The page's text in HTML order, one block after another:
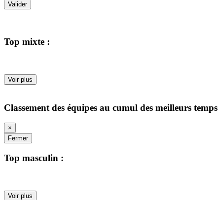
Valider
Top mixte :
Voir plus
Classement des équipes au cumul des meilleurs temps
×
Fermer
Top masculin :
Voir plus